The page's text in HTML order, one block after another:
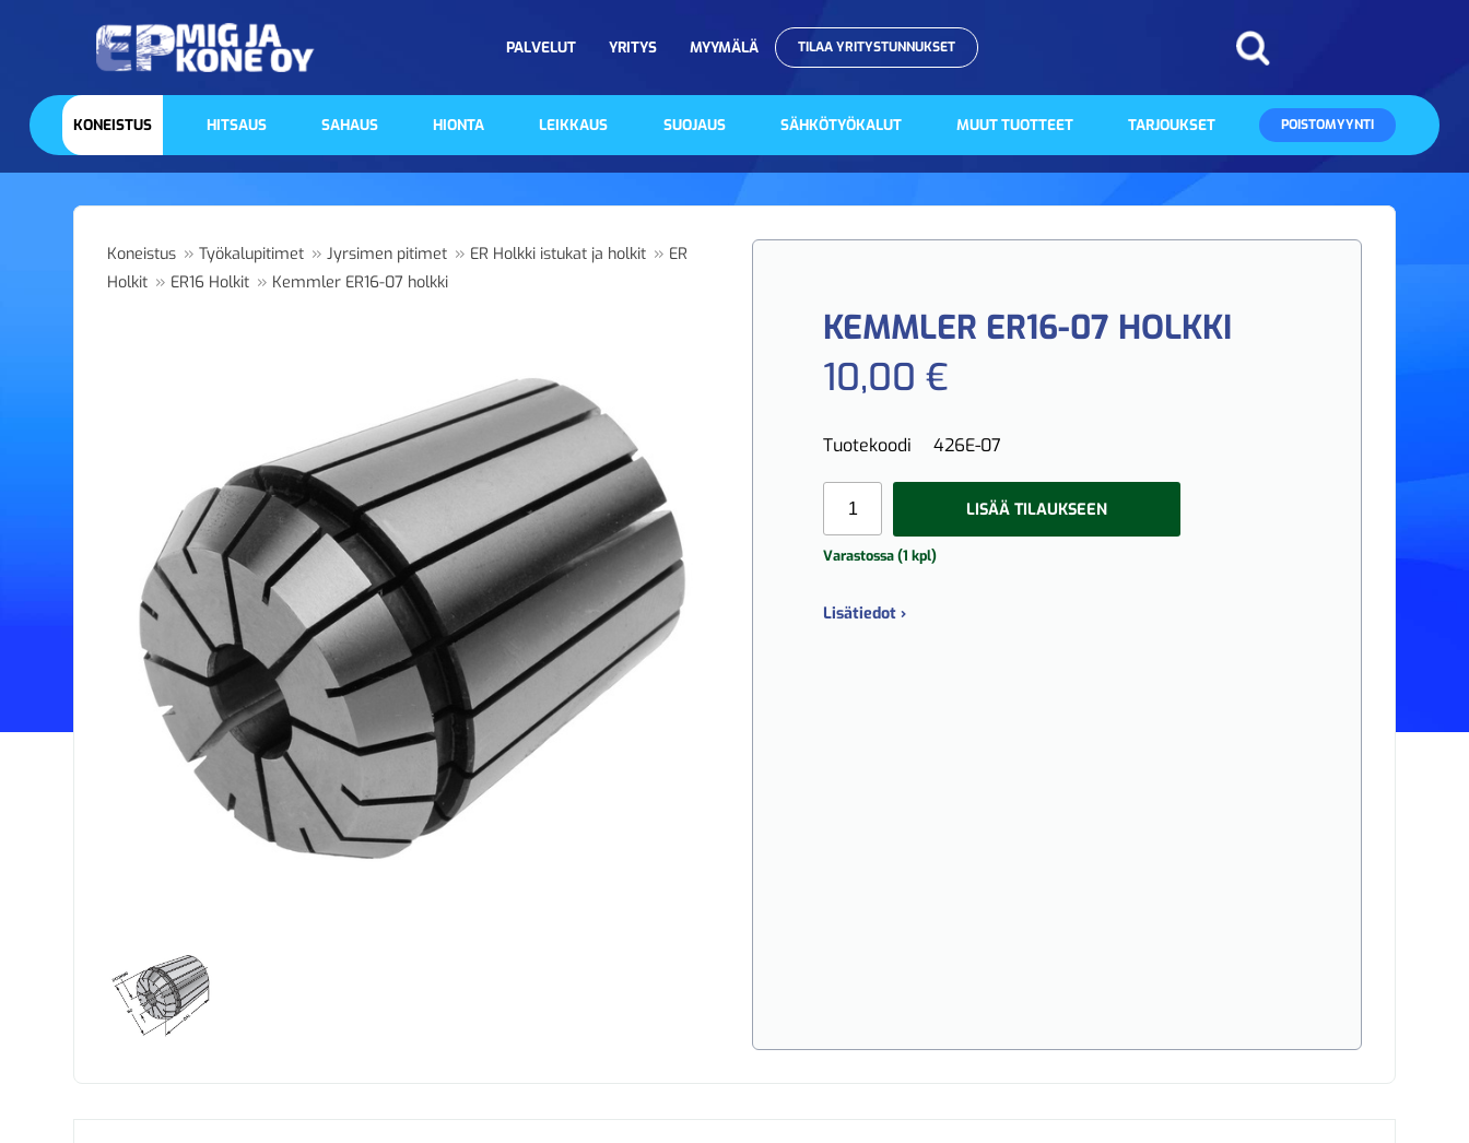
PALVELUT YRITYS MYYMÄLÄ TILAA YRITYSTUNNUKSET
KONEISTUS HITSAUS SAHAUS HIONTA LEIKKAUS SUOJAUS SÄHKÖTYÖKALUT MUUT TUOTTEET TARJOUKSET POISTOMYYNTI
Koneistus »Työkalupitimet »Jyrsimen pitimet » ER Holkki istukat ja holkit » ER
Holkit » ER16 Holkit » Kemmler ER16-07 holkki
KEMMLER ER16-07 HOLKKI
10,00 €
Tuotekoodi 426E-07
LISÄÄ TILAUKSEEN
Varastossa (1 kpl)
Lisätiedot ›